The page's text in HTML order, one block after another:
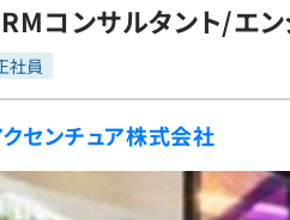
ド
ント
転職成功ガイド
イベント・セ
インタビュー
コンサルタント/エ
社員
センチュア株式会社